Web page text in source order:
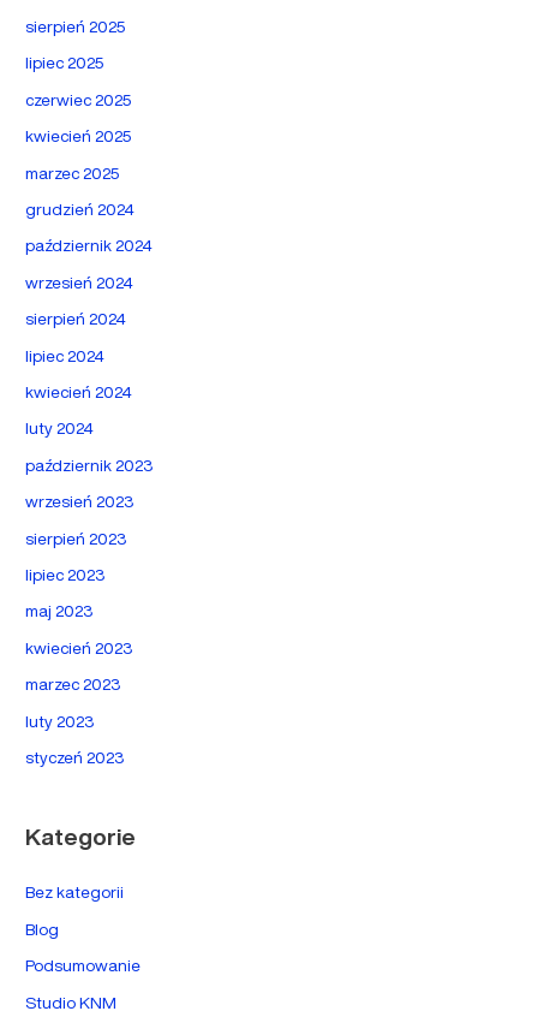
sierpień 2025
lipiec 2025
czerwiec 2025
kwiecień 2025
marzec 2025
grudzień 2024
październik 2024
wrzesień 2024
sierpień 2024
lipiec 2024
kwiecień 2024
luty 2024
październik 2023
wrzesień 2023
sierpień 2023
lipiec 2023
maj 2023
kwiecień 2023
marzec 2023
luty 2023
styczeń 2023
Kategorie
Bez kategorii
Blog
Podsumowanie
Studio KNM